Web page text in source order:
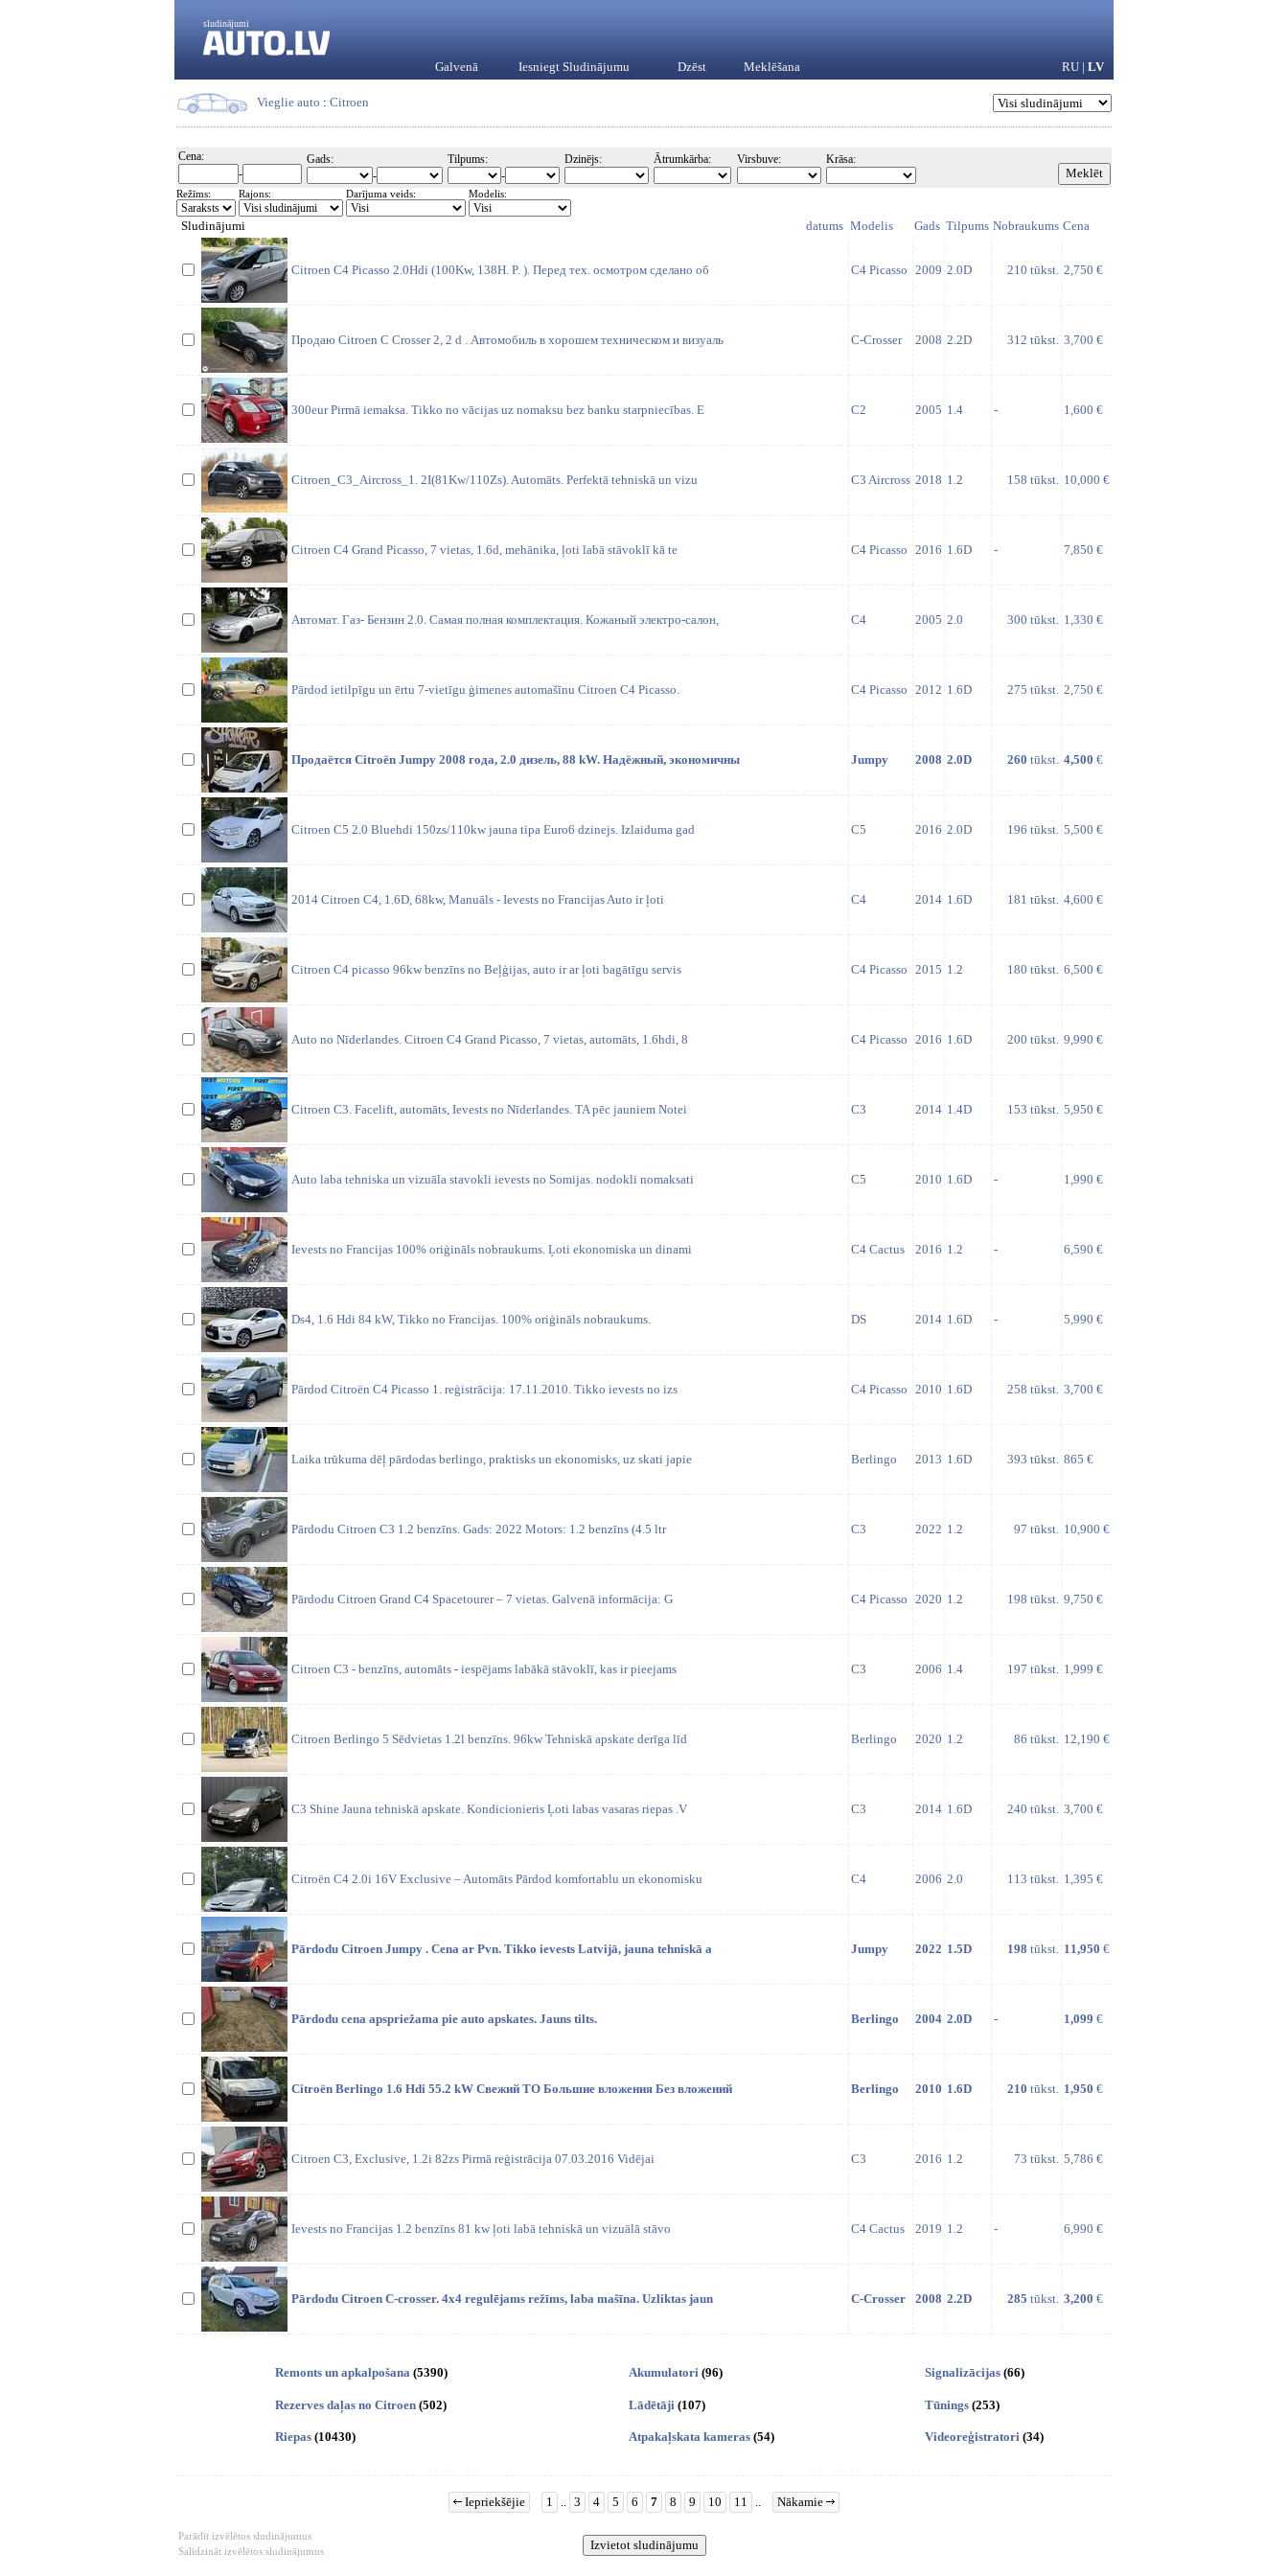
sludinājumi
Galvenā Iesniegt Sludinājumu Dzēst Meklēšana RU | LV
Vieglie auto : Citroen
Cena:
-
Gads:
-
Tilpums:
-
Dzinējs: Ātrumkārba: Virsbuve: Krāsa:
Režīms: Rajons: Darījuma veids: Modelis:
Sludinājumi datums Modelis Gads Tilpums Nobraukums Cena
Citroen C4 Picasso 2.0Hdi (100Kw, 138H. P. ). Перед тех. осмотром сделано об C4 Picasso 2009 2.0D 210 tūkst. 2,750 €
Продаю Citroen C Crosser 2, 2 d . Автомобиль в хорошем техническом и визуаль C-Crosser 2008 2.2D 312 tūkst. 3,700 €
300eur Pirmā iemaksa. Tikko no vācijas uz nomaksu bez banku starpniecības. E C2 2005 1.4 - 1,600 €
Citroen_C3_Aircross_1. 2I(81Kw/110Zs). Automāts. Perfektā tehniskā un vizu C3 Aircross 2018 1.2 158 tūkst. 10,000 €
Citroen C4 Grand Picasso, 7 vietas, 1.6d, mehānika, ļoti labā stāvoklī kā te C4 Picasso 2016 1.6D - 7,850 €
Автомат. Газ- Бензин 2.0. Самая полная комплектация. Кожаный электро-салон, C4 2005 2.0 300 tūkst. 1,330 €
Pārdod ietilpīgu un ērtu 7-vietīgu ģimenes automašīnu Citroen C4 Picasso. C4 Picasso 2012 1.6D 275 tūkst. 2,750 €
Продаётся Citroën Jumpy 2008 года, 2.0 дизель, 88 kW. Надёжный, экономичны Jumpy 2008 2.0D 260 tūkst. 4,500 €
Citroen C5 2.0 Bluehdi 150zs/110kw jauna tipa Euro6 dzinejs. Izlaiduma gad C5 2016 2.0D 196 tūkst. 5,500 €
2014 Citroen C4, 1.6D, 68kw, Manuāls - Ievests no Francijas Auto ir ļoti C4 2014 1.6D 181 tūkst. 4,600 €
Citroen C4 picasso 96kw benzīns no Beļģijas, auto ir ar ļoti bagātīgu servis C4 Picasso 2015 1.2 180 tūkst. 6,500 €
Auto no Nīderlandes. Citroen C4 Grand Picasso, 7 vietas, automāts, 1.6hdi, 8 C4 Picasso 2016 1.6D 200 tūkst. 9,990 €
Citroen C3. Facelift, automāts, Ievests no Nīderlandes. TA pēc jauniem Notei C3 2014 1.4D 153 tūkst. 5,950 €
Auto laba tehniska un vizuāla stavokli ievests no Somijas. nodokli nomaksati C5 2010 1.6D - 1,990 €
Ievests no Francijas 100% oriģināls nobraukums. Ļoti ekonomiska un dinami C4 Cactus 2016 1.2 - 6,590 €
Ds4, 1.6 Hdi 84 kW, Tikko no Francijas. 100% oriģināls nobraukums. DS 2014 1.6D - 5,990 €
Pārdod Citroën C4 Picasso 1. reģistrācija: 17.11.2010. Tikko ievests no izs C4 Picasso 2010 1.6D 258 tūkst. 3,700 €
Laika trūkuma dēļ pārdodas berlingo, praktisks un ekonomisks, uz skati japie Berlingo 2013 1.6D 393 tūkst. 865 €
Pārdodu Citroen C3 1.2 benzīns. Gads: 2022 Motors: 1.2 benzīns (4.5 ltr C3 2022 1.2 97 tūkst. 10,900 €
Pārdodu Citroen Grand C4 Spacetourer – 7 vietas. Galvenā informācija: G C4 Picasso 2020 1.2 198 tūkst. 9,750 €
Citroen C3 - benzīns, automāts - iespējams labākā stāvoklī, kas ir pieejams C3 2006 1.4 197 tūkst. 1,999 €
Citroen Berlingo 5 Sēdvietas 1.2l benzīns. 96kw Tehniskā apskate derīga līd Berlingo 2020 1.2 86 tūkst. 12,190 €
C3 Shine Jauna tehniskā apskate. Kondicionieris Ļoti labas vasaras riepas .V C3 2014 1.6D 240 tūkst. 3,700 €
Citroën C4 2.0i 16V Exclusive – Automāts Pārdod komfortablu un ekonomisku C4 2006 2.0 113 tūkst. 1,395 €
Pārdodu Citroen Jumpy . Cena ar Pvn. Tikko ievests Latvijā, jauna tehniskā a Jumpy 2022 1.5D 198 tūkst. 11,950 €
Pārdodu cena apspriežama pie auto apskates. Jauns tilts. Berlingo 2004 2.0D - 1,099 €
Citroën Berlingo 1.6 Hdi 55.2 kW Свежий ТО Большие вложения Без вложений Berlingo 2010 1.6D 210 tūkst. 1,950 €
Citroen C3, Exclusive, 1.2i 82zs Pirmā reģistrācija 07.03.2016 Vidējai C3 2016 1.2 73 tūkst. 5,786 €
Ievests no Francijas 1.2 benzīns 81 kw ļoti labā tehniskā un vizuālā stāvo C4 Cactus 2019 1.2 - 6,990 €
Pārdodu Citroen C-crosser. 4x4 regulējams režīms, laba mašīna. Uzliktas jaun C-Crosser 2008 2.2D 285 tūkst. 3,200 €
Remonts un apkalpošana (5390)
Rezerves daļas no Citroen (502)
Riepas (10430)
Akumulatori (96)
Lādētāji (107)
Atpakaļskata kameras (54)
Signalizācijas (66)
Tūnings (253)
Videoreģistratori (34)
Iepriekšējie 1 .. 3 4 5 6 7 8 9 10 11 .. Nākamie
Parādīt izvēlētos sludinājumus
Salīdzināt izvēlētos sludinājumus